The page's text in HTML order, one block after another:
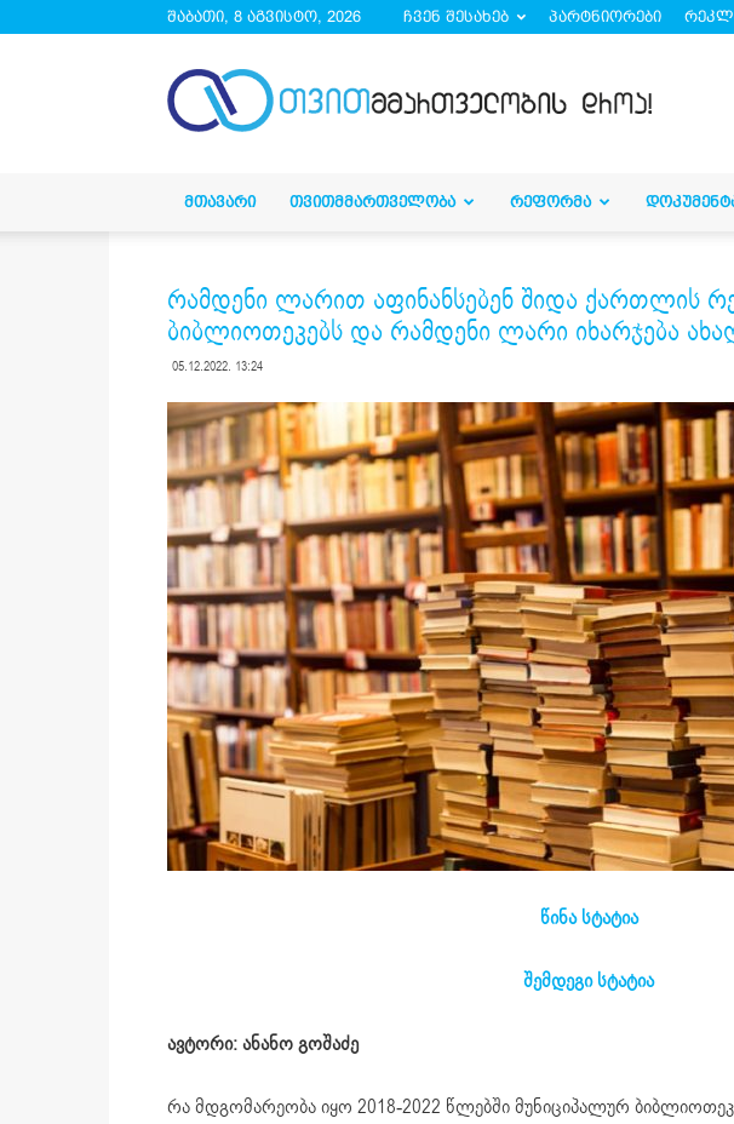
შაბათი, 8 აგვისტო, 2026 ჩვენ შესახებ პარტნიორები
ᲛᲗᲐᲕᲐᲠᲘ ᲗᲕᲘᲗᲛᲛᲐᲠᲗᲕᲔᲚᲝᲑᲐ ᲠᲔᲤᲝᲠᲛᲐ
რამდენი ლარით აფინანსებენ შიდა ქართლის
ბიბლიოთეკებს და რამდენი ლარი იხარჯება
05.12.2022. 13:24
წინა სტატია
შემდეგი სტატია
ავტორი: ანანო გოშაძე
რა მდგომარეობა იყო 2018-2022 წლებში მუნიციპალურ